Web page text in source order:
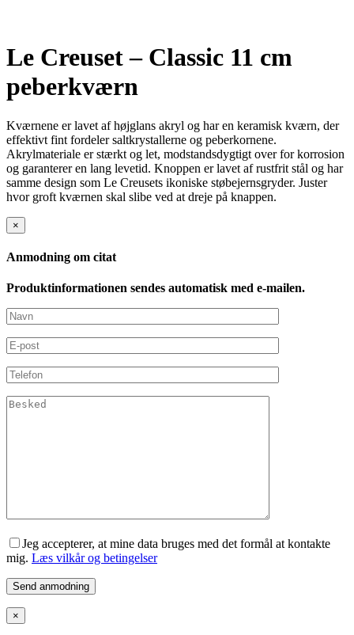
Le Creuset – Classic 11 cm
peberkværn
Kværnene er lavet af højglans akryl og har en keramisk kværn, der
effektivt fint fordeler saltkrystallerne og peberkornene.
Akrylmateriale er stærkt og let, modstandsdygtigt over for korrosion
og garanterer en lang levetid. Knoppen er lavet af rustfrit stål og har
samme design som Le Creusets ikoniske støbejernsgryder. Juster
hvor groft kværnen skal slibe ved at dreje på knappen.
×
Anmodning om citat
Produktinformationen sendes automatisk med e-mailen.
Jeg accepterer, at mine data bruges med det formål at kontakte
mig. Læs vilkår og betingelser
×